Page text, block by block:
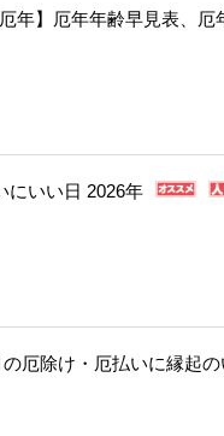
厄年】厄年年齢早見表、
にいい日 2026年
厄除け・厄払いに縁起